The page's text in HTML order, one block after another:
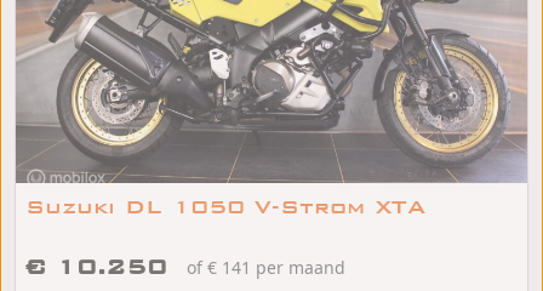
Suzuki DL 1050 V-Strom XTA
€ 10.250
of € 141 per maand